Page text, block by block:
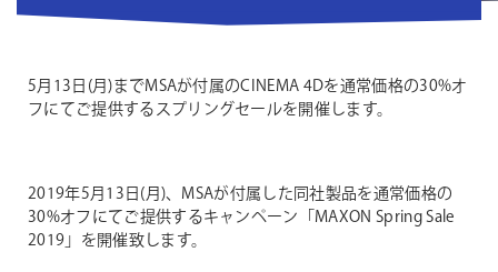
5月13日(月)までMSAが付属のCINEMA 4Dを通常価格の30%オ
フにてご提供するスプリングセールを開催します。
2019年5月13日(月)、MSAが付属した同社製品を通常価格の
30%オフにてご提供するキャンペーン「MAXON Spring Sale
2019」を開催致します。